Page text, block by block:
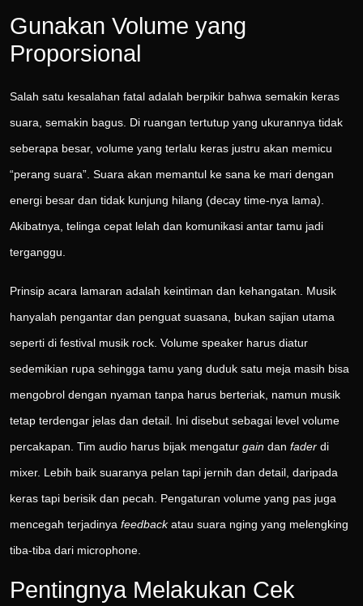
Gunakan Volume yang
Proporsional
Salah satu kesalahan fatal adalah berpikir bahwa semakin keras
suara, semakin bagus. Di ruangan tertutup yang ukurannya tidak
seberapa besar, volume yang terlalu keras justru akan memicu
“perang suara”. Suara akan memantul ke sana ke mari dengan
energi besar dan tidak kunjung hilang (decay time-nya lama).
Akibatnya, telinga cepat lelah dan komunikasi antar tamu jadi
terganggu.
Prinsip acara lamaran adalah keintiman dan kehangatan. Musik
hanyalah pengantar dan penguat suasana, bukan sajian utama
seperti di festival musik rock. Volume speaker harus diatur
sedemikian rupa sehingga tamu yang duduk satu meja masih bisa
mengobrol dengan nyaman tanpa harus berteriak, namun musik
tetap terdengar jelas dan detail. Ini disebut sebagai level volume
percakapan. Tim audio harus bijak mengatur gain dan fader di
mixer. Lebih baik suaranya pelan tapi jernih dan detail, daripada
keras tapi berisik dan pecah. Pengaturan volume yang pas juga
mencegah terjadinya feedbackatau suara nging yang melengking
tiba-tiba dari microphone.
Pentingnya Melakukan Cek